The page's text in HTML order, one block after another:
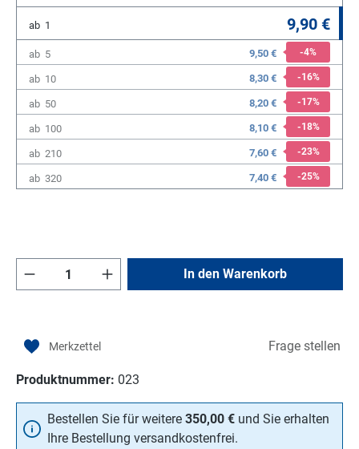
ab 1 9,90 €
ab 5 9,50 € -4%
ab 10 8,30 € -16%
ab 50 8,20 € -17%
ab 100 8,10 € -18%
ab 210 7,60 € -23%
ab 320 7,40 € -25%
Produkt Anzahl: Gib den gewünschten
In den Warenkorb
Frage stellen
Produktnummer: 023
Bestellen Sie für weitere 350,00 € und Sie erhalten
Ihre Bestellung versandkostenfrei.